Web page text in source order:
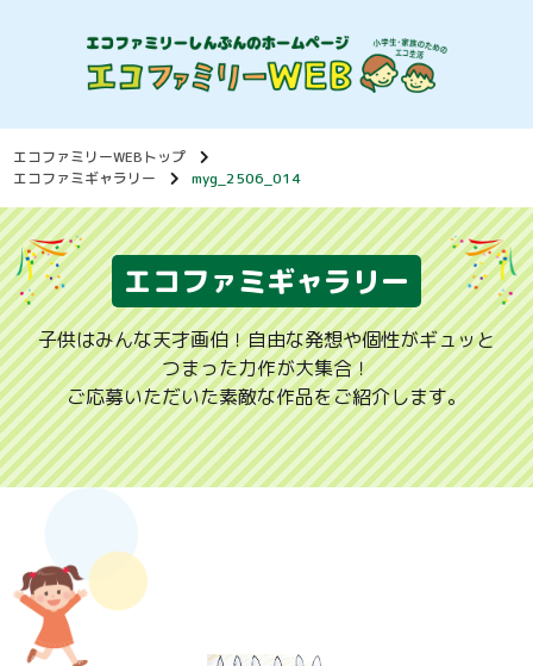
エコファミリーWEBトップ
エコファミギャラリー
myg_2506_014
エコファミギャラリー
子供はみんな天才画伯！自由な発想や個性がギュッと
つまった力作が大集合！
ご応募いただいた素敵な作品をご紹介します。